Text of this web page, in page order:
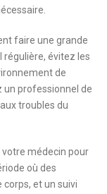
faire une grande
évitez les
de
un professionnel de
troubles du
votre médecin pour
où des
et un suivi